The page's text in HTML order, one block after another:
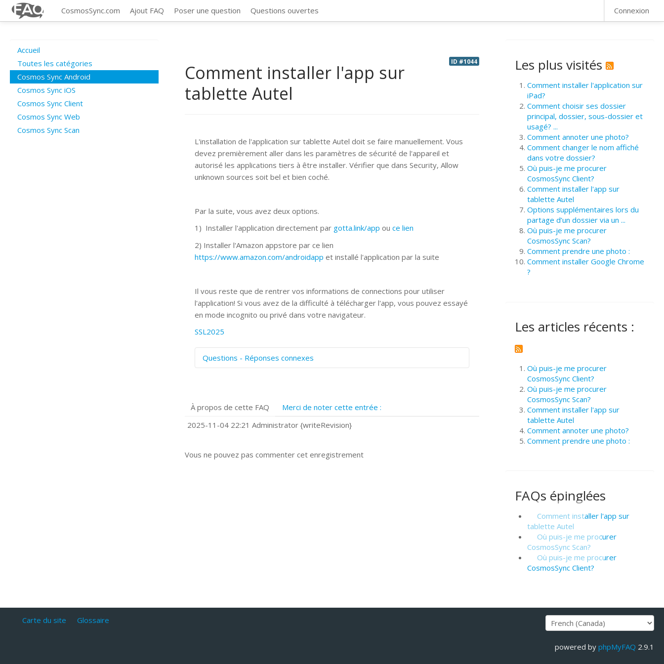
CosmosSync.com Ajout FAQ Poser une question Questions ouvertes Connexion
Accueil
Toutes les catégories
Cosmos Sync Android
Cosmos Sync iOS
Cosmos Sync Client
Cosmos Sync Web
Cosmos Sync Scan
ID #1044
Comment installer l'app sur
tablette Autel
L'installation de l'application sur tablette Autel doit se faire manuellement. Vous
devez premièrement aller dans les paramètres de sécurité de l'appareil et
autorisé les applications tiers à être installer. Vérifier que dans Security, Allow
unknown sources soit bel et bien coché.
Par la suite, vous avez deux options.
1) Installer l'application directement par gotta.link/app ouce lien
2) Installer l'Amazon appstore par ce lien
https://www.amazon.com/androidapp et installé l'application par la suite
Il vous reste que de rentrer vos informations de connections pour utiliser
l'application! Si vous avez de la difficulté à télécharger l'app, vous pouvez essayé
en mode incognito ou privé dans votre navigateur.
SSL2025
Questions - Réponses connexes
Quels navigateurs web sont supportés ?
Comment installer Google Chrome ?
À propos de cette FAQ
Merci de noter cette entrée :
2025-11-04 22:21 Administrator {writeRevision}
Vous ne pouvez pas commenter cet enregistrement
Les plus visités
Comment installer l'application sur
iPad?
Comment choisir ses dossier
principal, dossier, sous-dossier et
usagé? ...
Comment annoter une photo?
Comment changer le nom affiché
dans votre dossier?
Où puis-je me procurer
CosmosSync Client?
Comment installer l'app sur
tablette Autel
Options supplémentaires lors du
partage d’un dossier via un ...
Où puis-je me procurer
CosmosSync Scan?
Comment prendre une photo :
Comment installer Google Chrome
?
Les articles récents :
Où puis-je me procurer
CosmosSync Client?
Où puis-je me procurer
CosmosSync Scan?
Comment installer l'app sur
tablette Autel
Comment annoter une photo?
Comment prendre une photo :
FAQs épinglées
Comment installer l'app sur
tablette Autel
Où puis-je me procurer
CosmosSync Scan?
Où puis-je me procurer
CosmosSync Client?
Carte du site Glossaire
powered by phpMyFAQ 2.9.1